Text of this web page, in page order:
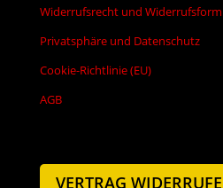
Widerrufsrecht und
Privatsphäre und Datenschutz
Cookie-Richtlinie (EU)
AGB
VERTRAG